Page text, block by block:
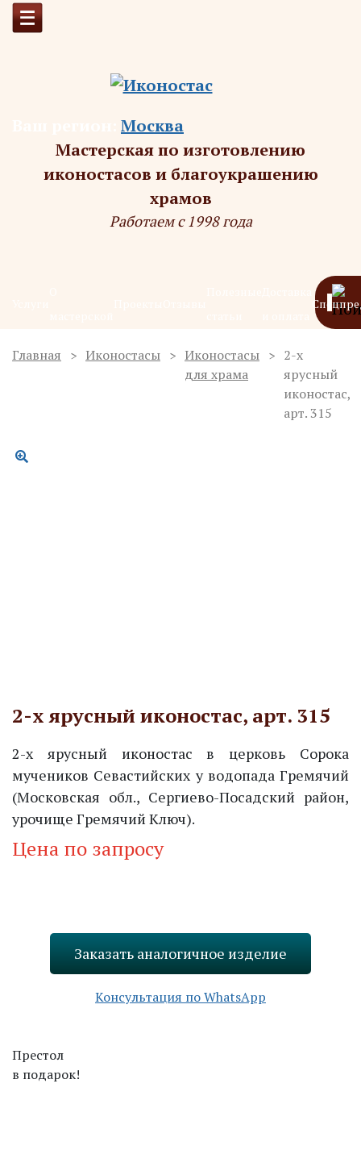
Москва
Мастерская по изготовлению
иконостасов и благоукрашению
храмов
Работаем с 1998 года
Главная Иконостасы
Иконостасы
для храма
2-х
ярусный
иконостас,
арт. 315
2-х ярусный иконостас, арт. 315
2-х ярусный иконостас в церковь Сорока
мучеников Севастийских у водопада Гремячий
(Московская обл., Сергиево-Посадский район,
урочище Гремячий Ключ).
Цена по запросу
Заказать аналогичное изделие
Консультация по WhatsApp
Престол
в подарок!